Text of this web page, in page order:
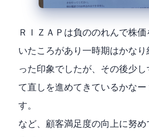
ＲＩＺＡＰは負ののれんで株
いたころがあり一時期はかな
った印象でしたが、その後少
て直しを進めてきているかなー
す。
chocoZAPなど、顧客満足度の向上に